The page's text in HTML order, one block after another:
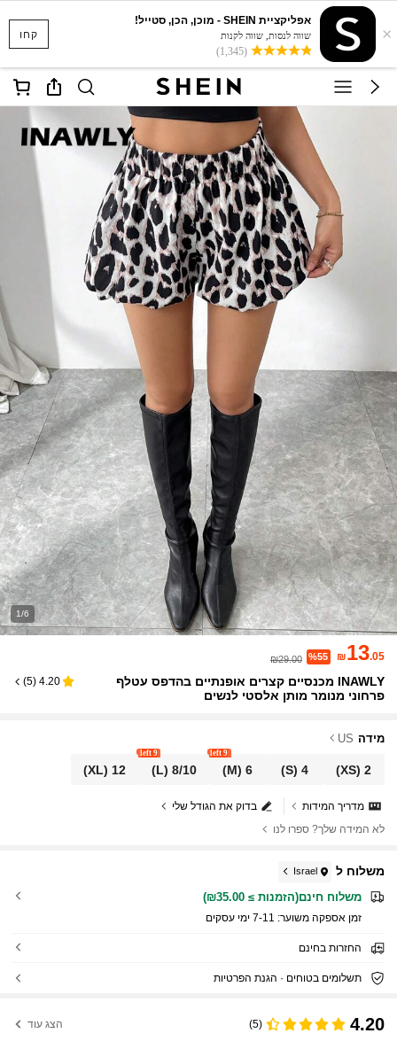
קחו ×
אפליקציית SHEIN - מוכן, הכן, סטייל!
שווה לנסות, שווה לקנות
(1,345)
1/6
₪13.05
%55
₪29.00
INAWLY מכנסיים קצרים אופנתיים בהדפס עטלף
פרחוני מנומר מותן אלסטי לנשים
4.20
(
5
)
מידה US
2
(XS)
4
(S)
6
(M)
9 left
8/10
(L)
9 left
12
(XL)
בדוק את הגודל שלי
מדריך המידות
לא המידה שלך? ספרו לנו
משלוח ל Israel
משלוח חינם(הזמנות ≥ ₪35.00)
זמן אספקה ​​משוער: 7-11 ימי עסקים
החזרות בחינם
תשלומים בטוחים · הגנת הפרטיות
4.20
(5) הצג עוד